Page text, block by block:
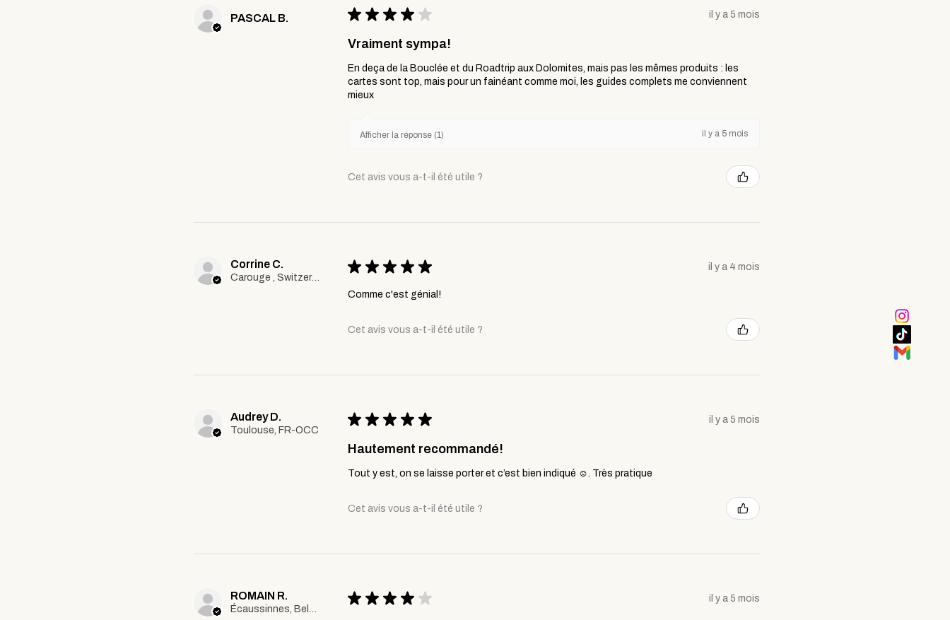
PASCAL B. ★ ★ ★ ★ ★ il y a 5 mois
Vraiment sympa!
En deça de la Bouclée et du Roadtrip aux Dolomites, mais pas les mêmes produits : les
cartes sont top, mais pour un fainéant comme moi, les guides complets me conviennent
mieux
Afficher la réponse (1) il y a 5 mois
Cet avis vous a-t-il été utile ?
Corrine C.
Carouge , Switzerland
★ ★ ★ ★ ★ il y a 4 mois
Comme c'est génial!
Cet avis vous a-t-il été utile ?
Audrey D.
Toulouse, FR-OCC
★ ★ ★ ★ ★ il y a 5 mois
Hautement recommandé!
Tout y est, on se laisse porter et c’est bien indiqué ☺️. Très pratique
Cet avis vous a-t-il été utile ?
ROMAIN R.
Écaussinnes, Belgium
★ ★ ★ ★ ★ il y a 5 mois